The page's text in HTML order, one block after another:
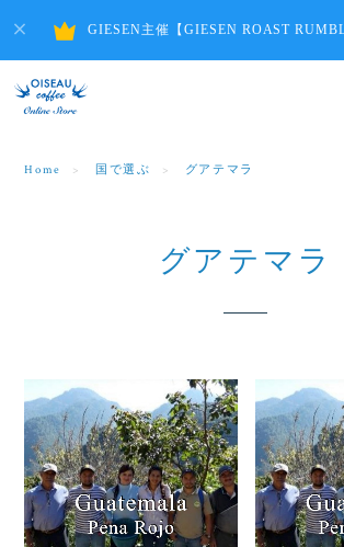
GIESEN主催【GIESEN ROAST
Home 国で選ぶ グアテマラ
グアテマラ